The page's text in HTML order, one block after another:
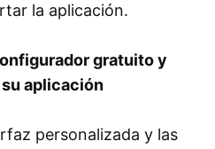
la aplicación.
gratuito y
aplicación
personalizada y las